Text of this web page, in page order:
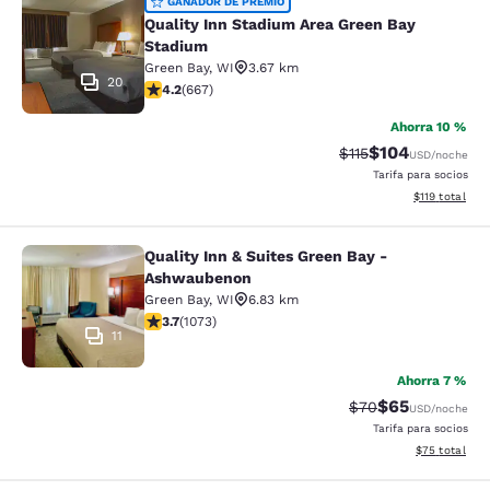
Quality Inn Stadium Area Green
20
Quality Inn Stadium Area Green Bay
Stadium
Green Bay, WI
3.67 km
Calificación de 4.19 estrellas. Muy bueno. 667 reseñas
4.2(667)
Ahorra 10 %
Tarifa tachada:
$115Tarifa reducida:
$104USD/noche
Tarifa para socios
Ver detalles
$119 total
Quality Inn & Suites Green Bay -
11
Quality Inn & Suites Green Bay -
Ashwaubenon
Green Bay, WI
6.83 km
Calificación de 3.66 estrellas. Bueno. 1073 reseñas
3.7(1073)
Ahorra 7 %
Tarifa tachada:
$70Tarifa
$65USD/noche
Tarifa para socios
Ver detalles
$75 total